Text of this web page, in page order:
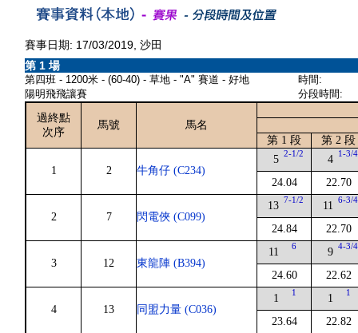
賽事日期: 17/03/2019, 沙田
第 1 場
第四班 - 1200米 - (60-40) - 草地 - "A" 賽道 - 好地
陽明飛飛讓賽
時間:
分段時間:
過終點
次序
馬號
馬名
第 1 段
第 2 段
1 2 牛角仔 (C234)
5 2-1/2
24.04
4 1-3/4
22.70
2 7 閃電俠 (C099)
13 7-1/2
24.84
11 6-3/4
22.70
3 12 東龍陣 (B394)
11 6
24.60
9 4-3/4
22.62
4 13 同盟力量 (C036)
1 1
23.64
1 1
22.82